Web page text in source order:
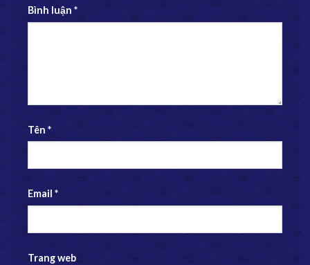
Bình luận *
Tên *
Email *
Trang web